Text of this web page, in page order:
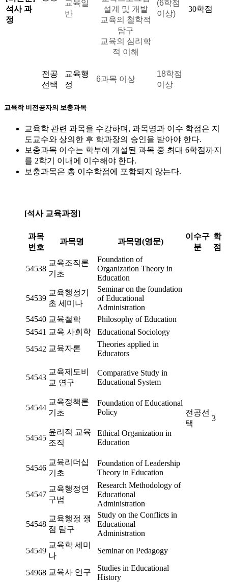
석사 과
정
교육일
반
설계 및 개발
교육의 철학적
탐구
교육의 심리학
적 이해
(6학점
이상)
30학점
전공
선택
교육행
정
6과목 이상
18학점
이상
교육학 비전공자의 보충과목
교육학 관련 과목을 수강하며, 과목명과 이수 학점은 지
도교수와 상의한 후 학과장의 승인을 받아야 한다.
보충과목 이수는 학부에 개설된 과목 중 최대 6학점까지
를 2학기 이내에 이수해야 한다.
보충과목은 총 이수학점에 포함되지 않는다.
[석사 교육과정]
과목
번호
과목명 과목명(영문)
이수구
분
학
점
54538
교육조직론
기초
Foundation of
Organization Theory in
Education
전공선
택
3
54539
교육행정기
초 세미나
Seminar on the foundation
of Educational
Administration
54540 교육철학
Philosophy of Education
54541 교육 사회학
Educational Sociology
54542 교육자론
Theories applied in
Educators
54543
교육제도비
교 연구
Comparative Study in
Educational System
54544
교육정책론
기초
Foundation of Educational
Policy
54545
윤리적 교육
조직
Ethical Organization in
Education
54546
교육리더십
기초
Foundation of Leadership
Theory in Education
54547
교육행정연
구법
Research Methodology of
Educational
Administration
54548
교육행정 쟁
점 탐구
Study on the Conflicts in
Educational
Administration
54549
교육학 세미
나
Seminar on Pedagogy
54968 교육사 연구
Studies in Educational
History